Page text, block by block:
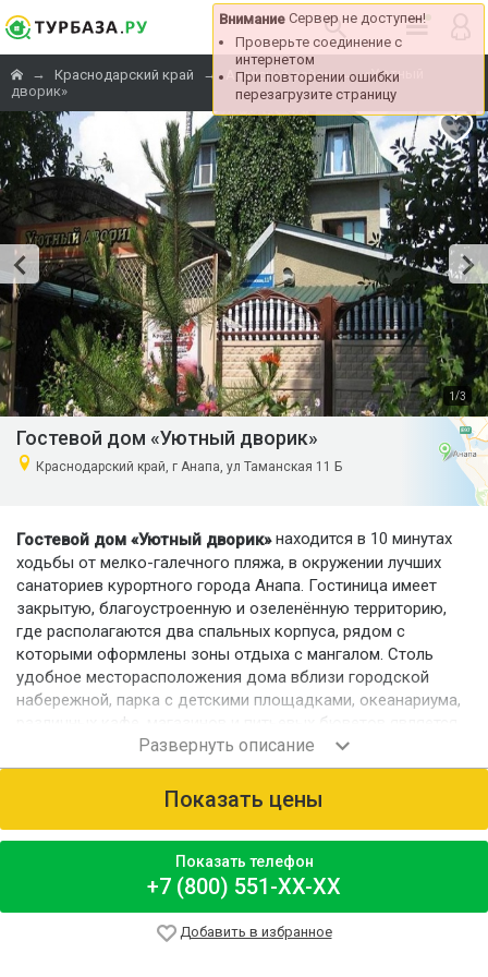
Внимание Сервер не доступен!
Проверьте соединение с
интернетом
При повторении ошибки
перезагрузите страницу
→ Краснодарский край → Анапский район →
«Уютный
дворик»
1/3
Гостевой дом «Уютный дворик»
Краснодарский край, г Анапа, ул Таманская 11 Б
Гостевой дом «Уютный дворик»находится в 10 минутах
ходьбы от мелко-галечного пляжа, в окружении лучших
санаториев курортного города Анапа. Гостиница имеет
закрытую, благоустроенную и озеленённую территорию,
где располагаются два спальных корпуса, рядом с
которыми оформлены зоны отдыха с мангалом. Столь
удобное месторасположения дома вблизи городской
набережной, парка с детскими площадками, океанариума,
различных кафе, магазинов и питьевых бюветов является
главным преимуществом для активного и интересного
отдыха здесь с семьёй.
Гостевой дом представлен двумя блоками с номерами
вместимости. Предусмотрены удобства на этаже.
На территории гостиницы расположено уютное кафе. В
Показать цены
Показать телефон
+7 (800) 551-XX-XX
Добавить в избранное